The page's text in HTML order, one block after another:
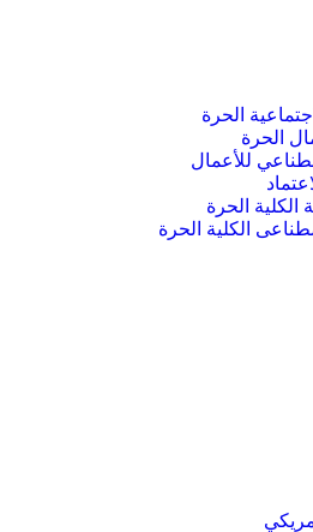
الحرة
الحرة
للأعمال
الكلية الحرة
الكلية الحرة